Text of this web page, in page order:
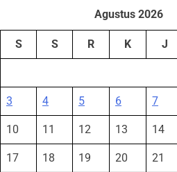
Agustus 2026
S S R K J
3 4 5 6 7
10 11 12 13 14
17 18 19 20 21